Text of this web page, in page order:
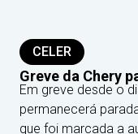
CELER
Greve da Chery
Em greve desde o
permanecerá
que foi marcada a